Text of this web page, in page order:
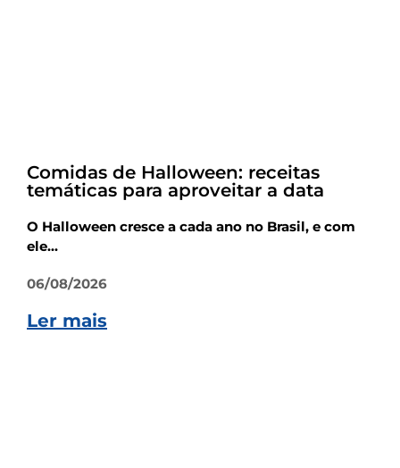
Comidas de Halloween: receitas
temáticas para aproveitar a data
O Halloween cresce a cada ano no Brasil, e com
ele...
06/08/2026
Ler mais